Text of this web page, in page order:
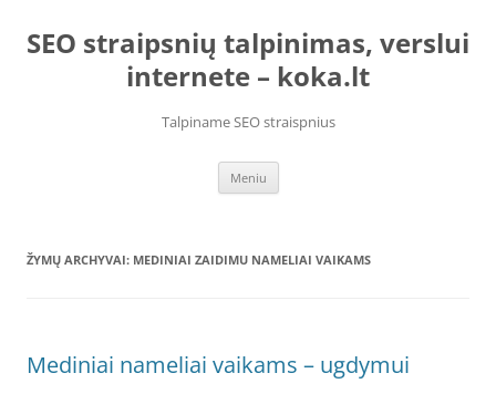
turinio
SEO straipsnių talpinimas, verslui
internete – koka.lt
Talpiname SEO straispnius
Meniu
ŽYMŲ ARCHYVAI: MEDINIAI ZAIDIMU NAMELIAI VAIKAMS
Mediniai nameliai vaikams – ugdymui